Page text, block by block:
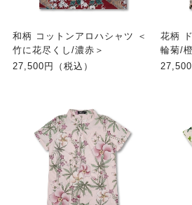
和柄 コットンアロハシャツ ＜
竹に花尽くし/濃赤＞
27,500円（税込）
花柄
輪菊/
27,500